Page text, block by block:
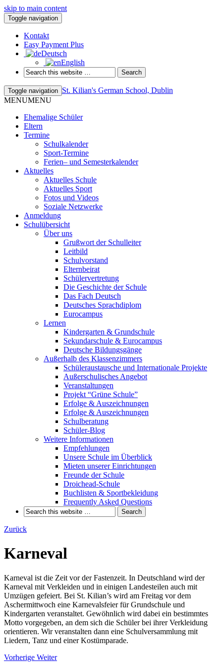
skip to main content
Toggle navigation
Kontakt
Easy Payment Plus
Deutsch
English
Toggle navigation St. Kilian's German School, Dublin
MENUMENU
Ehemalige Schüler
Eltern
Termine
Schulkalender
Sport-Termine
Ferien– und Semesterkalender
Aktuelles
Aktuelles Schule
Aktuelles Sport
Fotos und Videos
Soziale Netzwerke
Anmeldung
Schulübersicht
Über uns
Grußwort der Schulleiter
Leitbild
Schulvorstand
Elternbeirat
Schülervertretung
Die Geschichte der Schule
Das Fach Deutsch
Deutsches Sprachdiplom
Eurocampus
Lernen
Kindergarten & Grundschule
Sekundarschule & Eurocampus
Deutsche Bildungsgänge
Außerhalb des Klassenzimmers
Schüleraustausche und Internationale Projekte
Außerschulisches Angebot
Veranstaltungen
Projekt “Grüne Schule”
Erfolge & Auszeichnungen
Erfolge & Auszeichnungen
Schulberatung
Schüler-Blog
Weitere Informationen
Empfehlungen
Unsere Schule im Überblick
Mieten unserer Einrichtungen
Freunde der Schule
Droichead-Schule
Buchlisten & Sportbekleidung
Frequently Asked Questions
Zurück
Karneval
Karneval ist die Zeit vor der Fastenzeit. In Deutschland wird der
Karneval mit Verkleiden und in einigen Landesteilen auch mit
Umzügen gefeiert. Bei St. Kilian’s wird am Freitag vor dem
Aschermittwoch eine Karnevalsfeier für Grundschule und
Kindergarten veranstaltet. Gewöhnlich wird dabei ein bestimmtes
Motto vorgegeben, an dem sich die Schüler bei ihrer Verkleidung
orientieren. Wir veranstalten dann eine Schulversammlung mit
Liedern, Tanz und einer Kostümparade.
Vorherige Weiter